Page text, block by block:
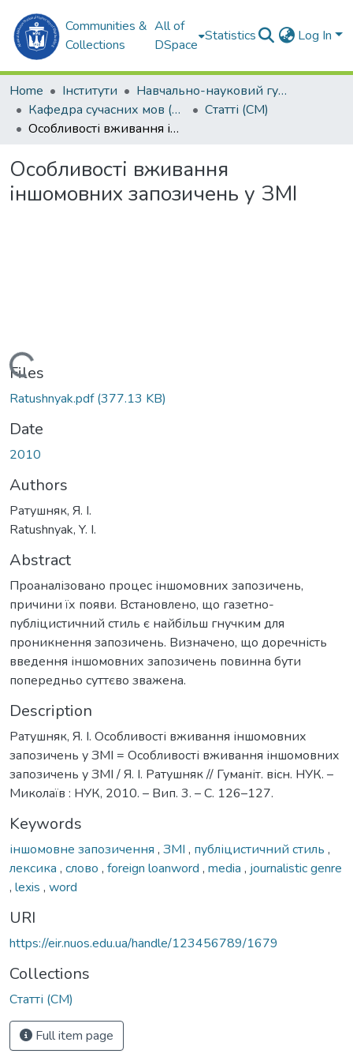
Communities &
Collections
All of
DSpace
Statistics Log In
Home Інститути
Навчально-науковий гуманітарний інститут (ННГІ)
Кафедра сучасних мов (СМ)
Статті (СМ)
Особливості вживання іншомовних запозичень у ЗМІ
Особливості вживання
іншомовних запозичень у ЗМІ
Loading...
Files
Ratushnyak.pdf(377.13 KB)
Date
2010
Authors
Ратушняк, Я. І.
Ratushnyak, Y. I.
Abstract
Проаналізовано процес іншомовних запозичень,
причини їх появи. Встановлено, що газетно-
публіцистичний стиль є найбільш гнучким для
проникнення запозичень. Визначено, що доречність
введення іншомовних запозичень повинна бути
попередньо суттєво зважена.
Description
Ратушняк, Я. І. Особливості вживання іншомовних
запозичень у ЗМІ = Особливості вживання іншомовних
запозичень у ЗМІ / Я. І. Ратушняк // Гуманіт. вісн. НУК. –
Миколаїв : НУК, 2010. – Вип. 3. – С. 126–127.
Keywords
іншомовне запозичення , ЗМІ , публіцистичний стиль ,
лексика , слово , foreign loanword , media , journalistic genre
, lexis , word
URI
https://eir.nuos.edu.ua/handle/123456789/1679
Collections
Статті (СМ)
Full item page